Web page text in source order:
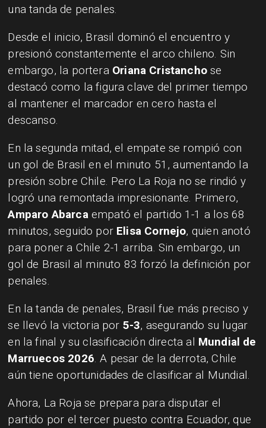
una tanda de penales.
Desde el inicio, Brasil dominó el encuentro y
presionó constantemente el arco chileno. Sin
embargo, la portera Oriana Cristancho se
destacó como la figura clave del primer tiempo
al mantener el marcador en cero hasta el
descanso.
En la segunda mitad, el empate se rompió con
un gol de Brasil en el minuto 51, aumentando la
presión sobre Chile. Pero La Roja no se rindió y
logró una remontada impresionante. Primero,
Amparo Abarcaempató el partido 1-1 a los 68
minutos, seguido por Elisa Cornejo, quien anotó
para poner a Chile 2-1 arriba. Sin embargo, un
gol de Brasil al minuto 83 forzó la definición por
penales.
En la tanda de penales, Brasil fue más preciso y
se llevó la victoria por 5-3, asegurando su lugar
en la final y su clasificación directa al Mundial de
Marruecos 2026. A pesar de la derrota, Chile
aún tiene oportunidades de clasificar al Mundial.
Ahora, La Roja se prepara para disputar el
partido por el tercer puesto contra Ecuador, que